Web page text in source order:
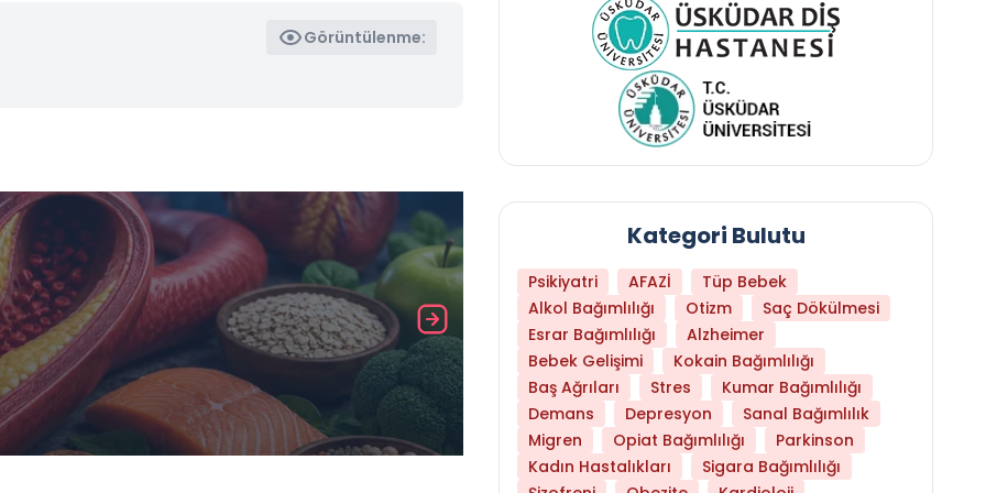
Görüntülenme:
Daha Az Protein Tüketmek Yaşlanmayı
Kategori Bulutu
Psikiyatri AFAZİ
Tüp Bebek
Alkol Bağımlılığı
Otizm
Saç Dökülmesi
Esrar Bağımlılığı
Alzheimer
Bebek Gelişimi
Kokain Bağımlılığı
Baş Ağrıları
Stres
Kumar Bağımlılığı
Demans
Depresyon
Sanal Bağımlılık
Migren
Opiat Bağımlılığı
Parkinson
Kadın Hastalıkları
Sigara Bağımlılığı